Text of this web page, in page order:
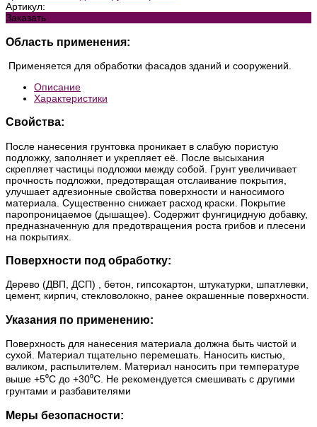
Артикул:
Заказать
Область применения:
Применяется для обработки фасадов зданий и сооружений.
Описание
Характеристики
Свойства:
После нанесения грунтовка проникает в слабую пористую
подложку, заполняет и укрепляет её. После высыхания
скрепляет частицы подложки между собой. Грунт увеличивает
прочность подложки, предотвращая отслаивание покрытия,
улучшает адгезионные свойства поверхности и наносимого
материала. Существенно снижает расход краски. Покрытие
паропроницаемое (дышащее). Содержит фунгицидную добавку,
предназначенную для предотвращения роста грибов и плесени
на покрытиях.
Поверхности под обработку:
Дерево (ДВП, ДСП) , бетон, гипсокартон, штукатурки, шпатлевки,
цемент, кирпич, стекловолокно, ранее окрашенные поверхности.
Указания по применению:
Поверхность для нанесения материала должна быть чистой и
сухой. Материал тщательно перемешать. Наносить кистью,
валиком, распылителем. Материал наносить при температуре
выше +5⁰С до +30⁰С. Не рекомендуется смешивать с другими
грунтами и разбавителями
Меры безопасности: